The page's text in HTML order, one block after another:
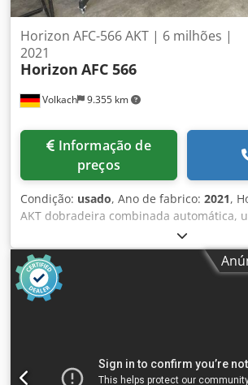
Volkach 9.355 km
Horizon AFC-566 AKT | 6 milhões |
2021
Horizon AFC 566
preços
Condição: usado, Ano de fabrico: 2021,
AKT dobradeira combinada automática,
AFC-566AKT é uma dobradeira
potente e versátil, ideal para a produção
encartes, produtos farmacêuticos e
exigentes de dobra. Características
dobra, 1 cruzeta e 2 bolsas de dobra
totalmente automático para trocas